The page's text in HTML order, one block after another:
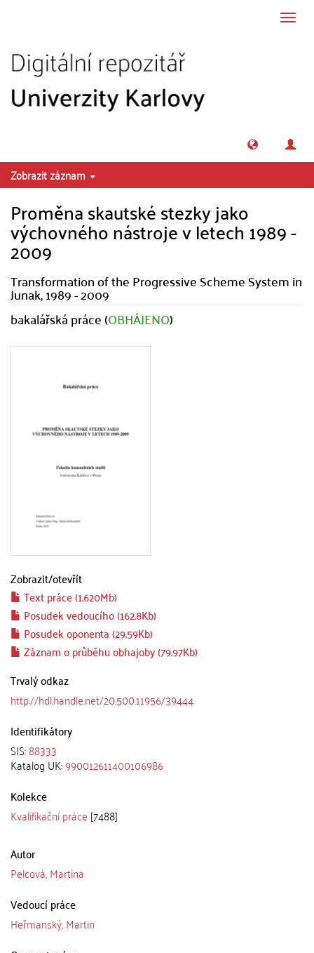
Zobrazit záznam
Proměna skautské stezky jako
výchovného nástroje v letech 1989 -
2009
Transformation of the Progressive Scheme System in
Junak, 1989 - 2009
bakalářská práce (OBHÁJENO)
Zobrazit/otevřít
Text práce (1.620Mb)
Posudek vedoucího (162.8Kb)
Posudek oponenta (29.59Kb)
Záznam o průběhu obhajoby (79.97Kb)
Trvalý odkaz
http://hdl.handle.net/20.500.11956/39444
Identifikátory
SIS:88333
Katalog UK:990012611400106986
Kolekce
Kvalifikační práce [7488]
Autor
Pelcová, Martina
Vedoucí práce
Heřmanský, Martin